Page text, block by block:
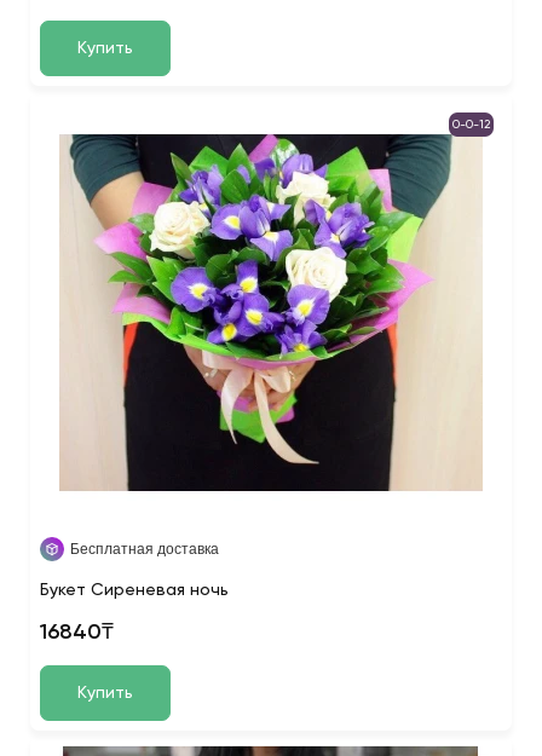
Купить
0-0-12
Бесплатная доставка
Букет Сиреневая ночь
16840₸
Купить